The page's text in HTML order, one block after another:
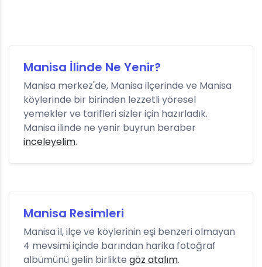
Manisa İlinde Ne Yenir?
Manisa merkez'de, Manisa ilçerinde ve Manisa
köylerinde bir birinden lezzetli yöresel
yemekler ve tarifleri sizler için hazırladık.
Manisa ilinde ne yenir buyrun beraber
inceleyelim.
Manisa Resimleri
Manisa il, ilçe ve köylerinin eşi benzeri olmayan
4 mevsimi içinde barından harika fotoğraf
albümünü gelin birlikte göz atalım.